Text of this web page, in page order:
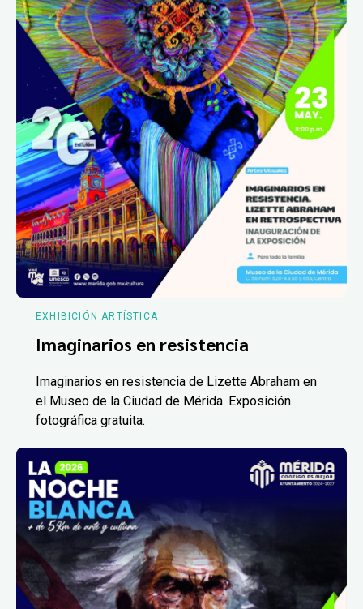
EXHIBICIÓN ARTÍSTICA
Imaginarios en resistencia
Imaginarios en resistencia de Lizette Abraham en
el Museo de la Ciudad de Mérida. Exposición
fotográfica gratuita.